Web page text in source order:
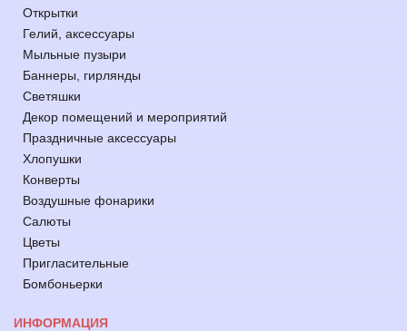
Открытки
Гелий, аксессуары
Мыльные пузыри
Баннеры, гирлянды
Светяшки
Декор помещений и мероприятий
Праздничные аксессуары
Хлопушки
Конверты
Воздушные фонарики
Салюты
Цветы
Пригласительные
Бомбоньерки
ИНФОРМАЦИЯ